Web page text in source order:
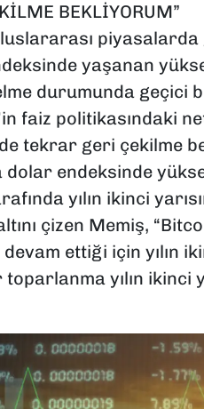
BEKLİYORUM”
piyasalarda
yaşanan
durumunda geçici
faiz politikasındaki
tekrar geri çekilme
dolar endeksinde
yılın ikinci
çizen Memiş,
ettiği için yılın
yılın ikinci